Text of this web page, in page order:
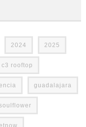
2024 2025
c3 rooftop
guadalajara